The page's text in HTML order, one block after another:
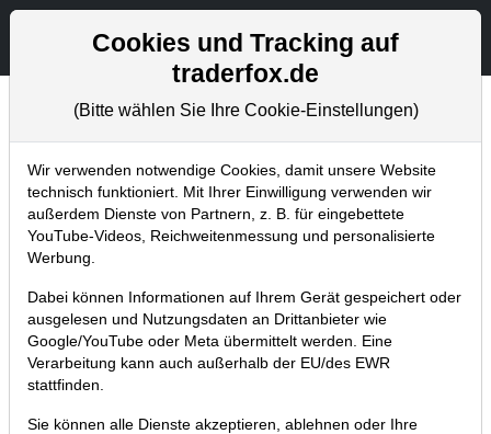
Aktien- und Artikelsuche
Chartanalysen
Home Blog Chartanalysen
Chartanalyse Activision Blizzard:
Rallye verpasst? Hier könnte eine
Kaufgelegenheit entstehen!
04.06.2020 um 07:37 Uhr | P. Uhlschmied
Cookies und Tracking auf
traderfox.de
(Bitte wählen Sie Ihre Cookie-Einstellungen)
Wir verwenden notwendige Cookies, damit unsere Website
technisch funktioniert. Mit Ihrer Einwilligung verwenden wir
außerdem Dienste von Partnern, z. B. für eingebettete
YouTube-Videos, Reichweitenmessung und personalisierte
Werbung.
Dabei können Informationen auf Ihrem Gerät gespeichert oder
ausgelesen und Nutzungsdaten an Drittanbieter wie
Google/YouTube oder Meta übermittelt werden. Eine
Verarbeitung kann auch außerhalb der EU/des EWR
stattfinden.
Sie können alle Dienste akzeptieren, ablehnen oder Ihre